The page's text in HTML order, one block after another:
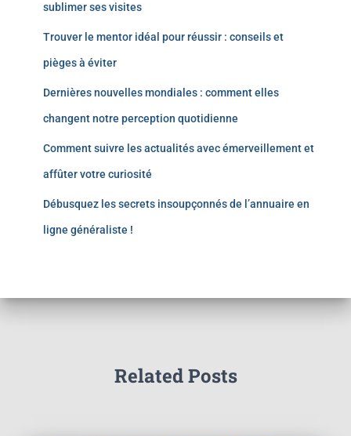
sublimer ses visites
Trouver le mentor idéal pour réussir : conseils et
pièges à éviter
Dernières nouvelles mondiales : comment elles
changent notre perception quotidienne
Comment suivre les actualités avec émerveillement et
affûter votre curiosité
Débusquez les secrets insoupçonnés de l’annuaire en
ligne généraliste !
Related Posts